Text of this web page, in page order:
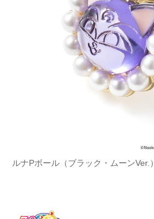
ルナPボール（ブラック・ムーン